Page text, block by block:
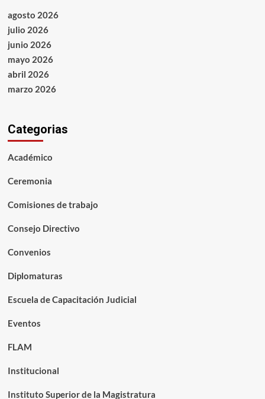
agosto 2026
julio 2026
junio 2026
mayo 2026
abril 2026
marzo 2026
Categorias
Académico
Ceremonia
Comisiones de trabajo
Consejo Directivo
Convenios
Diplomaturas
Escuela de Capacitación Judicial
Eventos
FLAM
Institucional
Instituto Superior de la Magistratura